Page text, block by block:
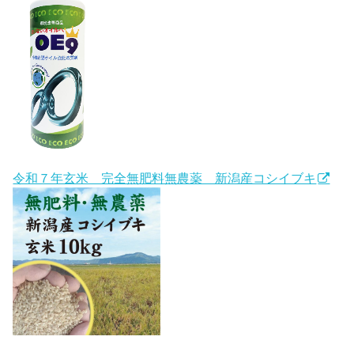
令和７年玄米 完全無肥料無農薬 新潟産コシイブキ